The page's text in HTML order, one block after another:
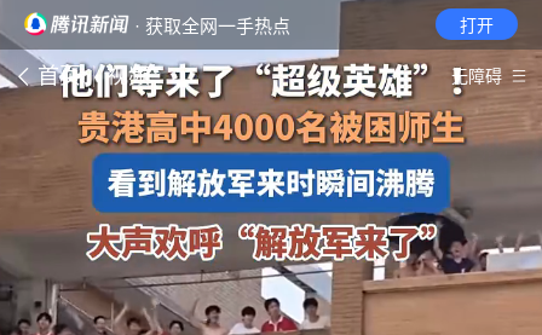
· 获取全网一手热点 打开
首页 视频 无障碍